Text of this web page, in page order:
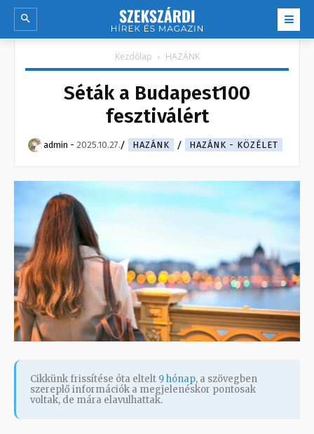
Kezdőlap HAZÁNK
Séták a Budapest100
fesztiválért
admin - 2025.10.27. HAZÁNK HAZÁNK - KÖZÉLET
Cikkünk frissítése óta eltelt 9 hónap, a szövegben
szereplő információk a megjelenéskor pontosak
voltak, de mára elavulhattak.